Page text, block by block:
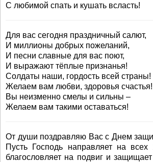
С любимой спать и кушать всласть!
Для вас сегодня праздничный салют,
И миллионы добрых пожеланий,
И песни славные для вас поют,
И выражают тёплые признанья!
Солдаты наши, гордость всей страны!
Желаем вам любви, здоровья счастья!
Вы неизменно смелы и сильны –
Желаем вам такими оставаться!
От души поздравляю Вас с Днем
Пусть Господь направляет на всех
благословляет на подвиг и